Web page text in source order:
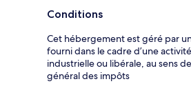
Conditions
Cet hébergement est géré par
fourni dans le cadre d’une
industrielle ou libérale, au sens
général des impôts